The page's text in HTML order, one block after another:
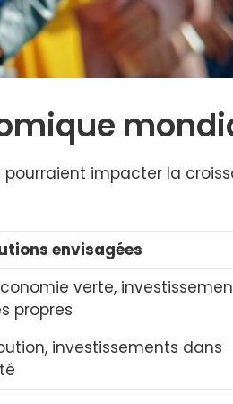
impacter la
envisagées
verte,
propres
investissements dans